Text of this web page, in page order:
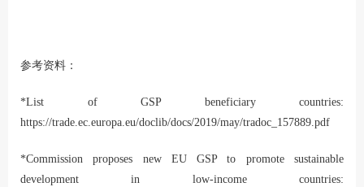
参考资料：
*List of GSP beneficiary countries:
https://trade.ec.europa.eu/doclib/docs/2019/may/tradoc_157889.pdf
*Commission proposes new EU GSP to promote sustainable
development in low-income countries: